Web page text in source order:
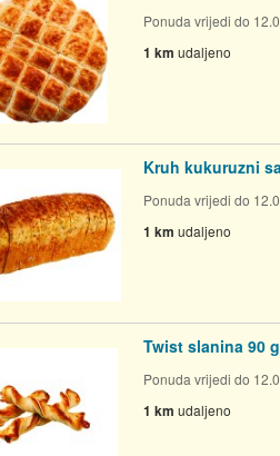
Ponuda vrijedi do
1 km udaljeno
Kruh kukuruzni
Ponuda vrijedi do
1 km udaljeno
Twist slanina 90 g
Ponuda vrijedi do
1 km udaljeno